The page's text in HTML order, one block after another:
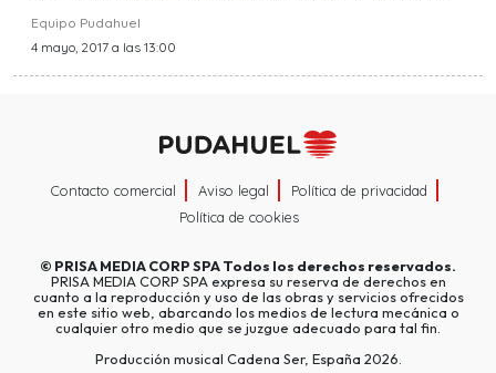
Equipo Pudahuel
4 mayo, 2017 a las 13:00
Contacto comercial Aviso legal
Política de privacidad
Política de cookies
© PRISA MEDIA CORP SPATodos los derechos reservados.
PRISA MEDIA CORP SPA expresa su reserva de derechos en
cuanto a la reproducción y uso de las obras y servicios ofrecidos
en este sitio web, abarcando los medios de lectura mecánica o
cualquier otro medio que se juzgue adecuado para tal fin.
Producción musical Cadena Ser, España 2026.